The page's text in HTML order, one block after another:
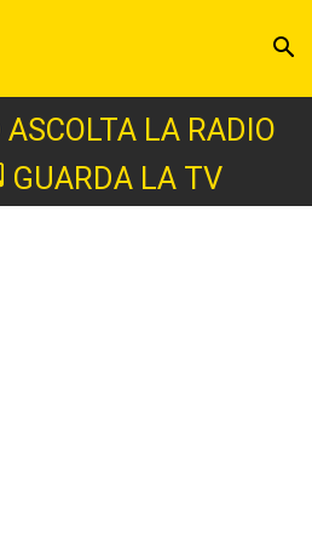
ASCOLTA LA RADIO
GUARDA LA TV